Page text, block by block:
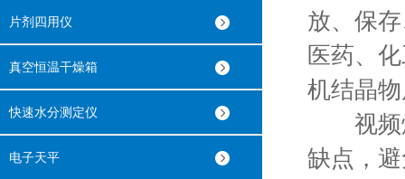
片剂四用仪
真空恒温干燥箱
快速水分测定仪
电子天平
放、保
医药、
机结晶
视频熔
缺点，